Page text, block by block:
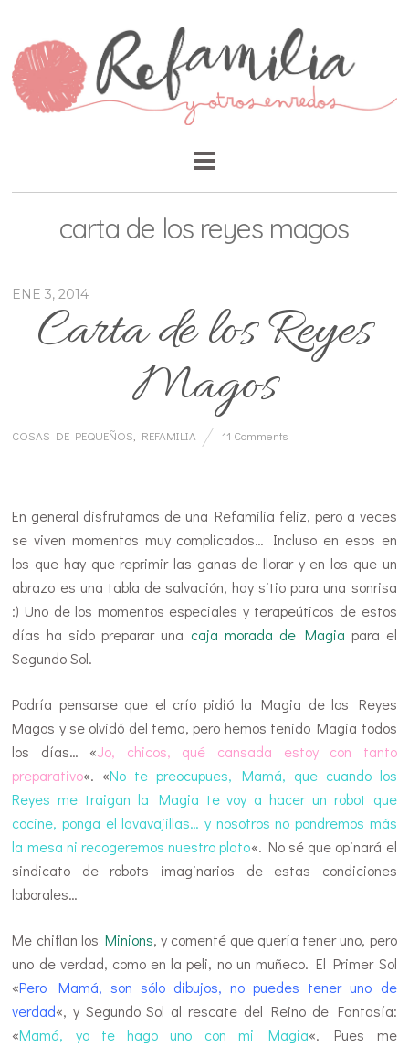
carta de los reyes magos
ENE 3, 2014
Carta de los Reyes
Magos
COSAS DE PEQUEÑOS REFAMILIA 11 Comments
En general disfrutamos de una Refamilia feliz, pero a veces
se viven momentos muy complicados… Incluso en esos en
los que hay que reprimir las ganas de llorar y en los que un
abrazo es una tabla de salvación, hay sitio para una sonrisa
:) Uno de los momentos especiales y terapeúticos de estos
días ha sido preparar una caja morada de Magia para el
Segundo Sol.
Podría pensarse que el crío pidió la Magia de los Reyes
Magos y se olvidó del tema, pero hemos tenido Magia todos
los días… «Jo, chicos, qué cansada estoy con tanto
preparativo«. «No te preocupues, Mamá, que cuando los
Reyes me traigan la Magia te voy a hacer un robot que
cocine, ponga el lavavajillas… y nosotros no pondremos más
la mesa ni recogeremos nuestro plato«. No sé que opinará el
sindicato de robots imaginarios de estas condiciones
laborales…
Me chiflan los Minions, y comenté que quería tener uno, pero
uno de verdad, como en la peli, no un muñeco. El Primer Sol
«Pero Mamá, son sólo dibujos, no puedes tener uno de
verdad«, y Segundo Sol al rescate del Reino de Fantasía:
«Mamá, yo te hago uno con mi Magia«. Pues me